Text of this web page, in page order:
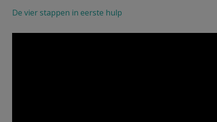
De vier stappen in eerste hulp